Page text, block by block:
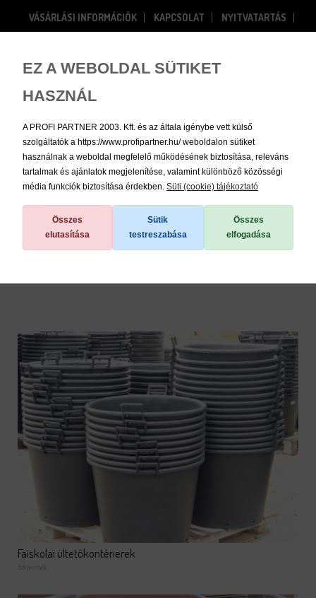
EZ A WEBOLDAL SÜTIKET
HASZNÁL
A PROFI PARTNER 2003. Kft. és az általa igénybe vett külső
szolgáltatók a https://www.profipartner.hu/ weboldalon sütiket
használnak a weboldal megfelelő működésének biztosítása, releváns
tartalmak és ajánlatok megjelenítése, valamint különböző közösségi
média funkciók biztosítása érdekben. Süti (cookie) tájékoztató
Összes
elutasítása
Sütik
testreszabása
Összes
elfogadása
VÁSÁRLÁSI INFORMÁCIÓK KAPCSOLAT
NYITVATARTÁS
Bejelentkezés Regisztráció
/ Ültetőkonténerek
Faiskolai ültetőkonténerek